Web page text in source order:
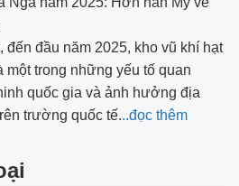
đến đầu năm 2025, kho vũ khí hạt
một trong những yếu tố quan
quốc gia và ảnh hưởng địa
trường quốc tế...đọc thêm